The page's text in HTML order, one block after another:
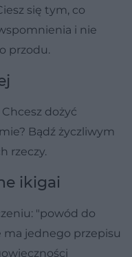
się tym, co
i nie
przodu.
dożyć
Bądź życzliwym
rzeczy.
ikigai
"powód do
ma jednego przepisu